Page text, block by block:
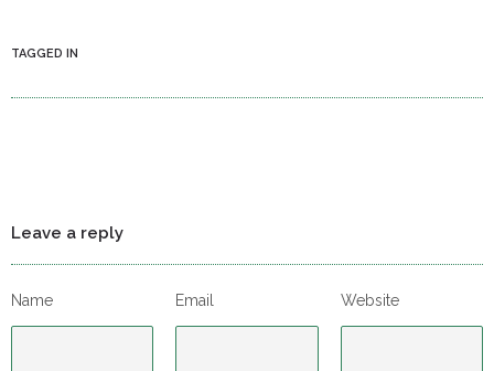
TAGGED IN
Leave a reply
Name Email Website